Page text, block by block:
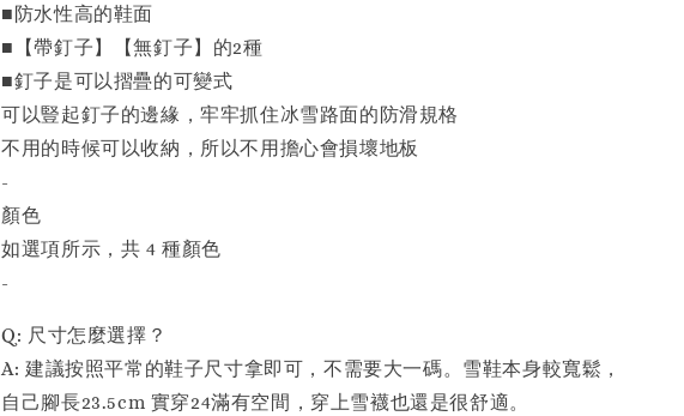
■防水性高的鞋面
■【帶釘子】【無釘子】的2種
■釘子是可以摺疊的可變式
可以豎起釘子的邊緣，牢牢抓住冰雪路面的防滑規格
不用的時候可以收納，所以不用擔心會損壞地板
-
顏色
如選項所示，共 4 種顏色
-
Q: 尺寸怎麼選擇？
A: 建議按照平常的鞋子尺寸拿即可，不需要大一碼。雪鞋本身較寬鬆，
自己腳長23.5cm 實穿24滿有空間，穿上雪襪也還是很舒適。